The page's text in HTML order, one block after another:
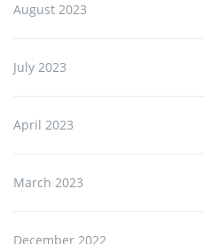
August 2023
July 2023
April 2023
March 2023
December 2022